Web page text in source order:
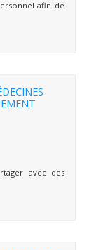
afin de
avec des